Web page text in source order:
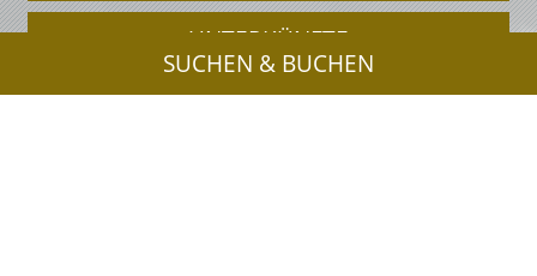
UNTERKÜNFTE
JETZT ANFRAGEN
SUCHEN & BUCHEN